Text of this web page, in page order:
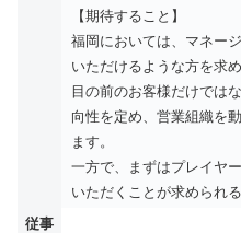
【期待すること】
福岡においては、マネー
いただけるような方を求め
目の前のお客様だけでは
向性を定め、営業組織を
ます。
一方で、まずはプレイヤ
いただくことが求められ
従事